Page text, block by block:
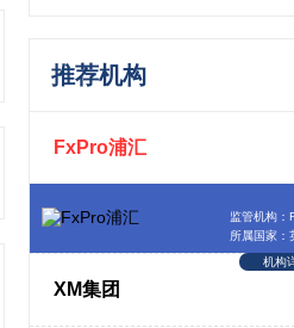
推荐机构
FxPro浦汇
所属国家：
机构
XM集团